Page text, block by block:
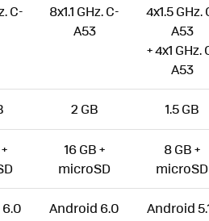
C-
8x1.1 GHz. C-
A53
4x1.5 GHz.
A53
+ 4x1 GHz.
A53
2 GB 1.5 GB
16 GB +
microSD
8 GB +
microSD
Android 6.0 Android